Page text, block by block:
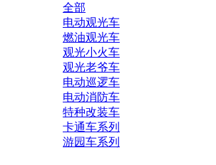
全部
电动观光车
燃油观光车
观光小火车
观光老爷车
电动巡逻车
电动消防车
特种改装车
卡通车系列
游园车系列